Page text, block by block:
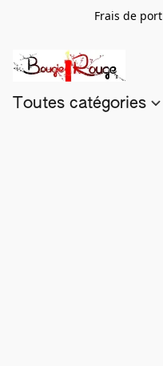
Frais de
Toutes catégories